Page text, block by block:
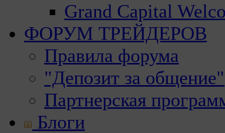
Grand Capital
ФОРУМ ТРЕЙДЕРОВ
Правила форума
"Депозит за общение"
Партнерская
Блоги